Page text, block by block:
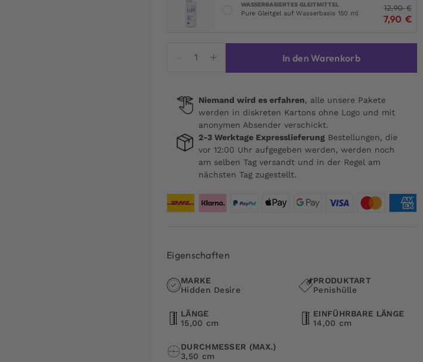
WASSERBASIERTES GLEITMITTEL
Pure Gleitgel auf Wasserbasis 150 ml
12,90€
7,90 €
aus
Ring,
cm
Menge
In den Warenkorb
Niemand wird es erfahren, alle unsere Pakete
werden in diskreten Kartons ohne Logo und mit
anonymen Absender verschickt.
2-3 Werktage Expresslieferung Bestellungen, die
vor 12:00 Uhr aufgegeben werden, werden noch
am selben Tag versandt und in der Regel am
nächsten Tag zugestellt.
Eigenschaften
MARKE
Hidden Desire
PRODUKTART
Penishülle
LÄNGE
15,00 cm
EINFÜHRBARE LÄNGE
14,00 cm
DURCHMESSER (MAX.)
3,50 cm